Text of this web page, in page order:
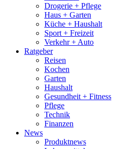
Drogerie + Pflege
Haus + Garten
Küche + Haushalt
Sport + Freizeit
Verkehr + Auto
Ratgeber
Reisen
Kochen
Garten
Haushalt
Gesundheit + Fitness
Pflege
Technik
Finanzen
News
Produktnews